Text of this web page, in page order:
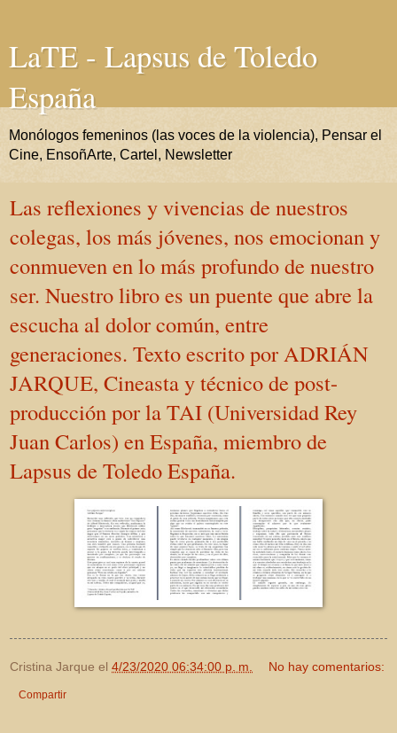
LaTE - Lapsus de Toledo
España
Monólogos femeninos (las voces de la violencia), Pensar el
Cine, EnsoñArte, Cartel, Newsletter
Las reflexiones y vivencias de nuestros
colegas, los más jóvenes, nos emocionan y
conmueven en lo más profundo de nuestro
ser. Nuestro libro es un puente que abre la
escucha al dolor común, entre
generaciones. Texto escrito por ADRIÁN
JARQUE, Cineasta y técnico de post-
producción por la TAI (Universidad Rey
Juan Carlos) en España, miembro de
Lapsus de Toledo España.
Cristina Jarque el 4/23/2020 06:34:00 p. m. No hay comentarios:
Compartir